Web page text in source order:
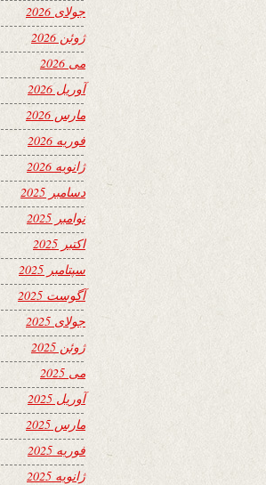
جولای 2026
ژوئن 2026
می 2026
آوریل 2026
مارس 2026
فوریه 2026
ژانویه 2026
دسامبر 2025
نوامبر 2025
اکتبر 2025
سپتامبر 2025
آگوست 2025
جولای 2025
ژوئن 2025
می 2025
آوریل 2025
مارس 2025
فوریه 2025
ژانویه 2025